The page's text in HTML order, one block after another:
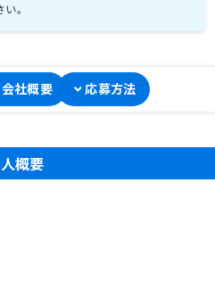
会社概要 応募方法
概要